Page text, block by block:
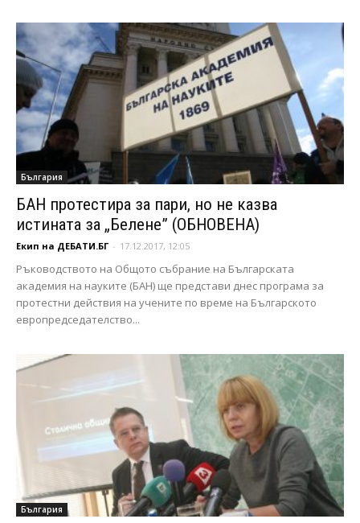
България
БАН протестира за пари, но не казва
истината за „Белене” (ОБНОВЕНА)
Екип на ДЕБАТИ.БГ - 17.12.2017, 12:05
Ръководството на Общото събрание на Българската
академия на науките (БАН) ще представи днес програма за
протестни действия на учените по време на Българското
европредседателство...
България